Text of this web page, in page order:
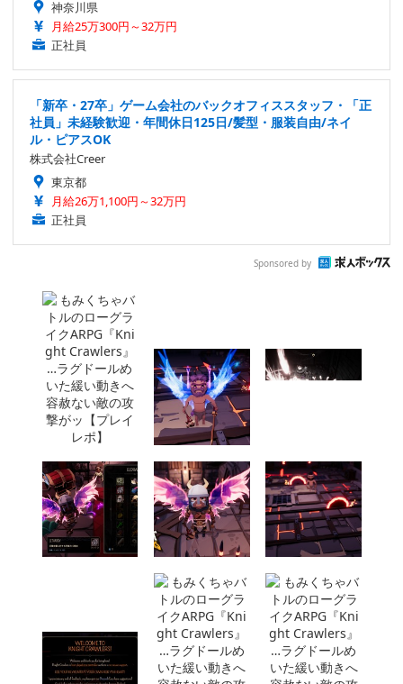
神奈川県
月給25万300円～32万円
正社員
「新卒・27卒」ゲーム会社のバックオフィススタッフ・「正
社員」未経験歓迎・年間休日125日/髪型・服装自由/ネイ
ル・ピアスOK
株式会社Creer
東京都
月給26万1,100円～32万円
正社員
Sponsored by